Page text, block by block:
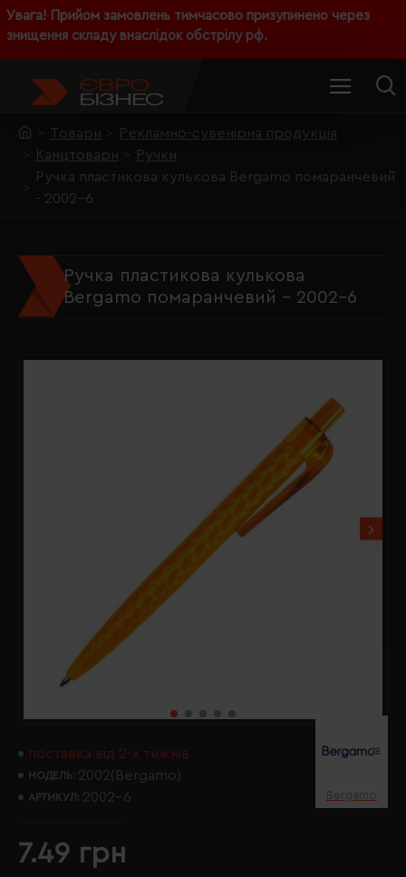
Увага! Прийом замовлень тимчасово призупинено через
знищення складу внаслідок обстрілу рф.
Товари
Рекламно-сувенірна продукція
Канцтовари
Ручки
Ручка пластикова кулькова Bergamo помаранчевий
- 2002-6
Ручка пластикова кулькова
Bergamo помаранчевий - 2002-6
поставка від 2-х тижнів
МОДЕЛЬ: 2002(Bergamo)
АРТИКУЛ: 2002-6 Bergamo
7.49 грн